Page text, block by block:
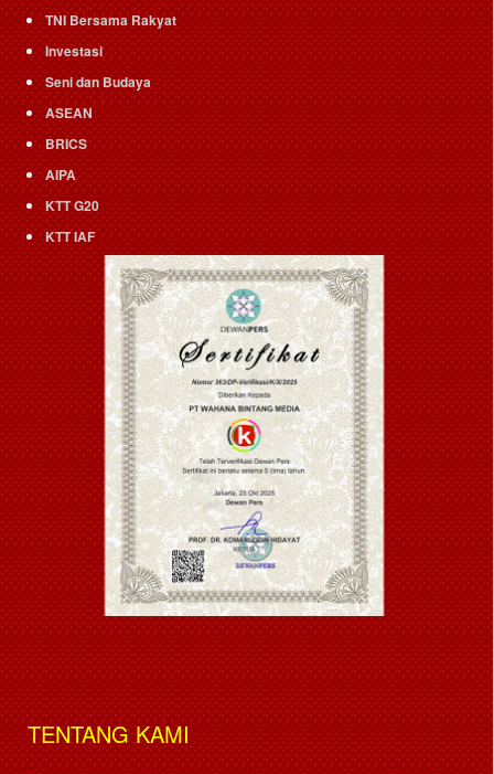
TNI Bersama Rakyat
Investasi
Seni dan Budaya
ASEAN
BRICS
AIPA
KTT G20
KTT IAF
TENTANG KAMI